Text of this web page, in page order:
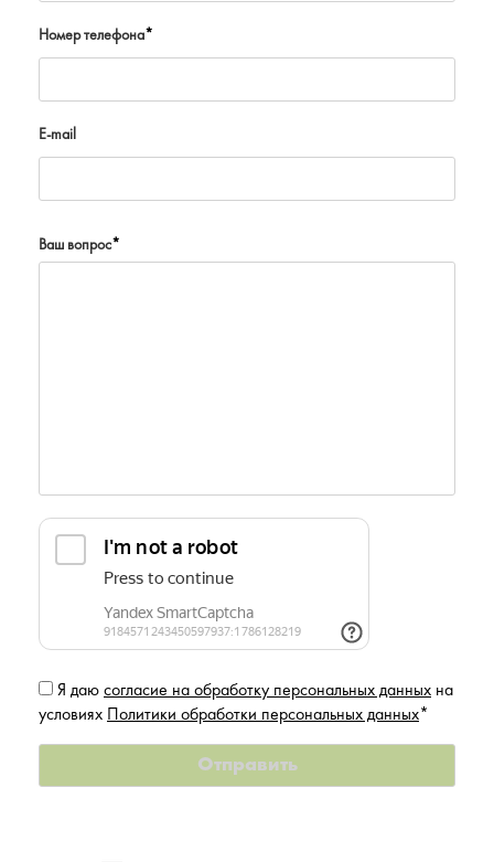
Номер телефона*
E-mail
Ваш вопрос*
Я даю согласие на обработку персональных данных на
условиях Политики обработки персональных данных*